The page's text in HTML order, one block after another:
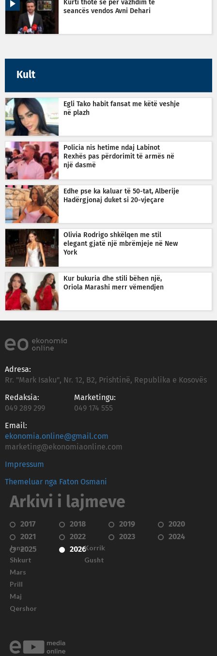
Kurti thotë se për vazhdim të
seancës vendos Avni Dehari
Kult
Egli Tako habit fansat me këtë veshje
në plazh
Policia nis hetime ndaj Labinot
Rexhës pas përdorimit të armës në
një dasmë
Edhe pse ka kaluar të 50-tat, Alberije
Hadërgjonaj duket si 20-vjeçare
Olivia Rodrigo shkëlqen me stil
elegant gjatë një mbrëmjeje në New
York
Kur bukuria dhe stili bëhen një,
Oriola Marashi merr vëmendjen
Adresa:
Rr. "Mark Isaku", Nr. 12, B2, Prishtinë, Republika e Kosovës
Redaksia:
049 289 299
Marketingu:
049 174 555
Email:
ekonomia.online@gmail.com
marketing@ekonomiaonline.com
Impressum
Themeluar nga Faton Osmani
Arkivi i lajmeve
2017 2018 2019
2020
2021
2022 2023
2024
2025
2026
Janar
Shkurt
Mars
Prill
Maj
Qershor
Korrik
Gusht